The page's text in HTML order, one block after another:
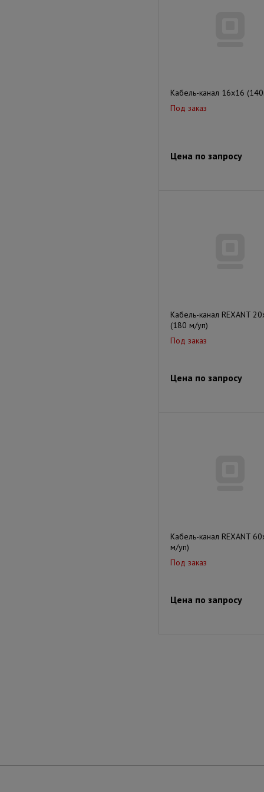
Кабель-канал 16х16
Под заказ
Цена по запросу
Кабель-канал REXANT
(180 м/уп)
Под заказ
Цена по запросу
Кабель-канал REXANT
м/уп)
Под заказ
Цена по запросу